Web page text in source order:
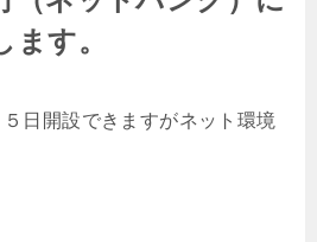
す。
日開設できますがネット環境